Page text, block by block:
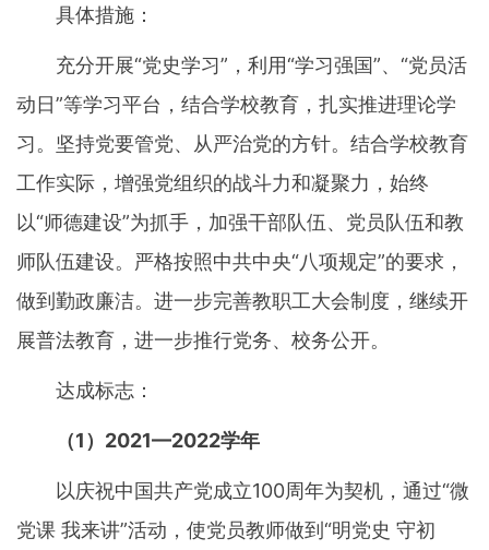
具体措施：
充分开展“党史学习”，利用“学习强国”、“党员活
动日”等学习平台，结合学校教育，扎实推进理论学
习。坚持党要管党、从严治党的方针。结合学校教育
工作实际，增强党组织的战斗力和凝聚力，始终
以“师德建设”为抓手，加强干部队伍、党员队伍和教
师队伍建设。严格按照中共中央“八项规定”的要求，
做到勤政廉洁。进一步完善教职工大会制度，继续开
展普法教育，进一步推行党务、校务公开。
达成标志：
（1）2021—2022学年
以庆祝中国共产党成立100周年为契机，通过“微
党课 我来讲”活动，使党员教师做到“明党史 守初